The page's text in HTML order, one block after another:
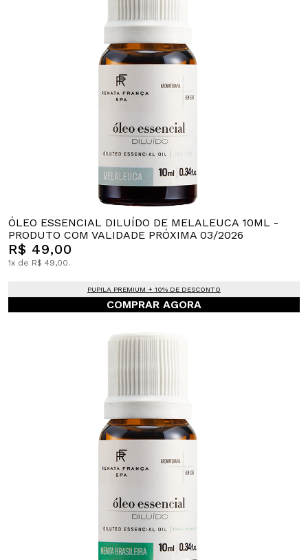
ÓLEO ESSENCIAL DILUÍDO DE MELALEUCA 10ML -
PRODUTO COM VALIDADE PRÓXIMA 03/2026
R$ 49,00
1x de R$ 49,00.
PUPILA PREMIUM + 10% DE DESCONTO
COMPRAR AGORA